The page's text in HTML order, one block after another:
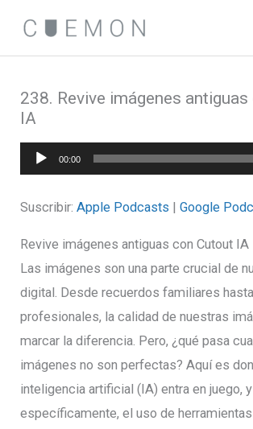
contenido
238. Revive imágenes
IA
Reproductor
de
audio
00:00
Suscribir:Apple Podcasts |Google
Revive imágenes antiguas con Cutout IA
Las imágenes son una parte crucial de
digital. Desde recuerdos familiares
profesionales, la calidad de nuestras
marcar la diferencia. Pero, ¿qué pasa
imágenes no son perfectas? Aquí es
inteligencia artificial (IA) entra en juego, y
específicamente, el uso de